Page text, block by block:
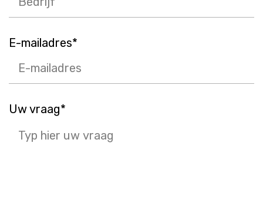
E-mailadres*
Uw vraag*